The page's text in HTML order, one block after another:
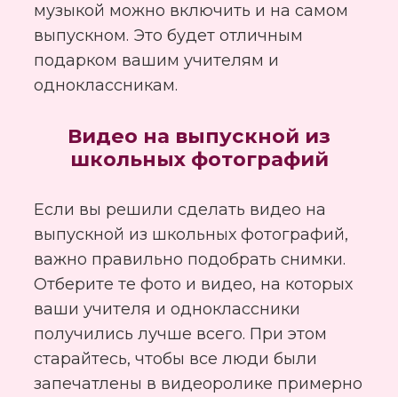
музыкой можно включить и на самом
выпускном. Это будет отличным
подарком вашим учителям и
одноклассникам.
Видео на выпускной из
школьных фотографий
Если вы решили сделать видео на
выпускной из школьных фотографий,
важно правильно подобрать снимки.
Отберите те фото и видео, на которых
ваши учителя и одноклассники
получились лучше всего. При этом
старайтесь, чтобы все люди были
запечатлены в видеоролике примерно